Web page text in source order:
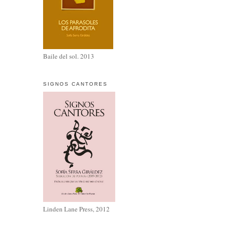
Baile del sol. 2013
SIGNOS CANTORES
Linden Lane Press, 2012